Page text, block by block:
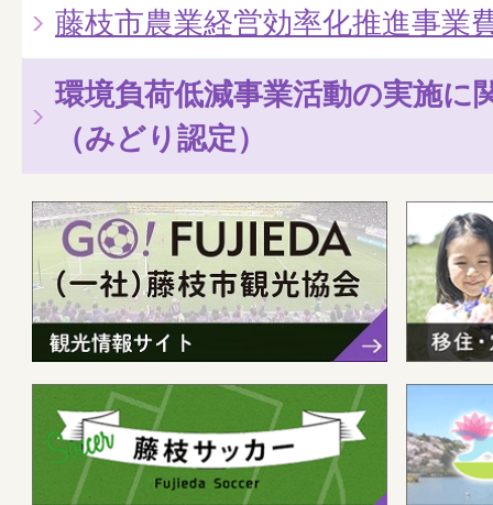
藤枝市農業経営効率化推進事業
環境負荷低減事業活動の実施に
（みどり認定）